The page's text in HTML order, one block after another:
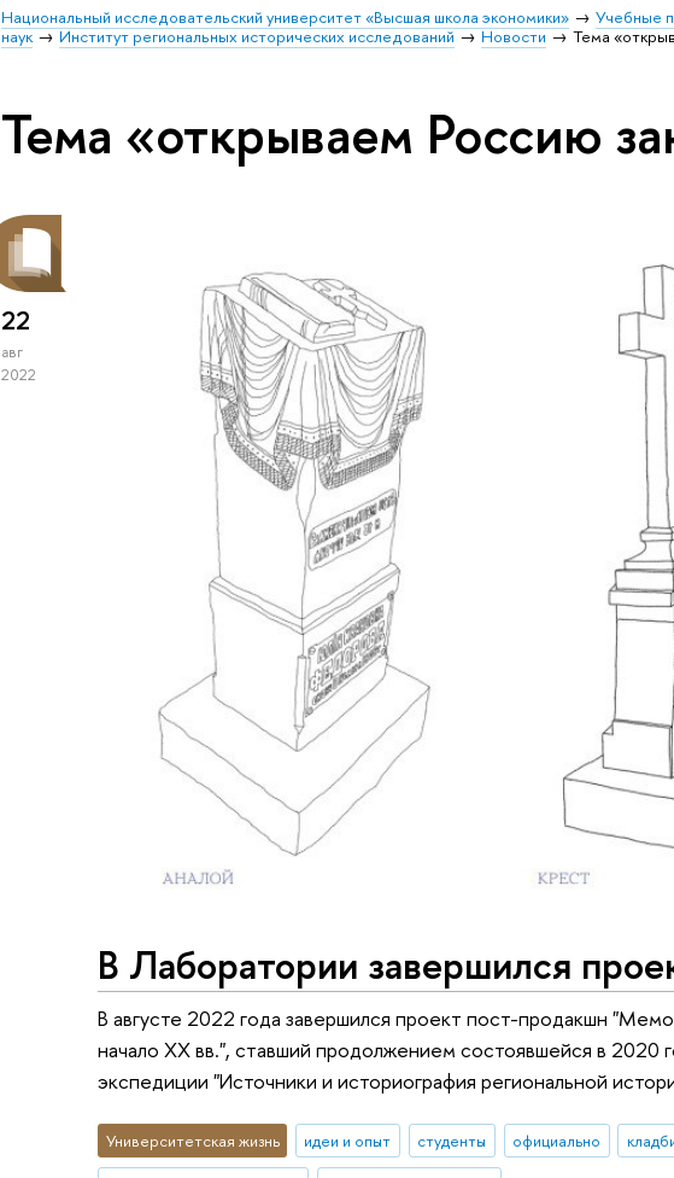
Национальный исследовательский университет «Высшая школа экономики» Учебные
наук
Институт региональных исторических исследований Новости Тема
Тема «открываем Россию
22
авг
2022
В Лаборатории завершился
В августе 2022 года завершился проект пост-продакшн
начало XX вв.", ставший продолжением состоявшейся в
экспедиции "Источники и историография региональной
Университетская жизнь идеи и опыт студенты официально